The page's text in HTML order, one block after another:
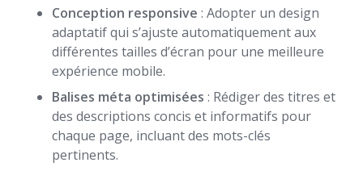
Conception responsive : Adopter un design
adaptatif qui s’ajuste automatiquement aux
différentes tailles d’écran pour une meilleure
expérience mobile.
Balises méta optimisées : Rédiger des titres et
des descriptions concis et informatifs pour
chaque page, incluant des mots-clés
pertinents.